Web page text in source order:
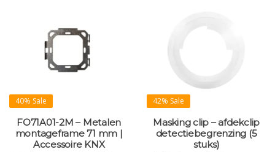
40% Sale
FO71A01-2M – Metalen
montageframe 71 mm |
Accessoire KNX
42% Sale
Masking clip – afdekclip
detectiebegrenzing (5
stuks)